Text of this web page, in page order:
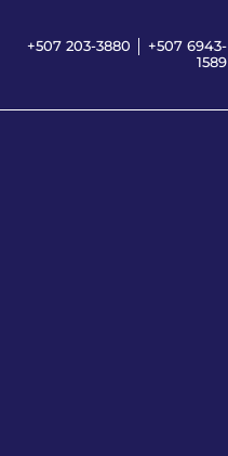
+507 203-3880
+507 6943-
1589